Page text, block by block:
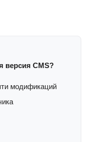
версия CMS?
модификаций